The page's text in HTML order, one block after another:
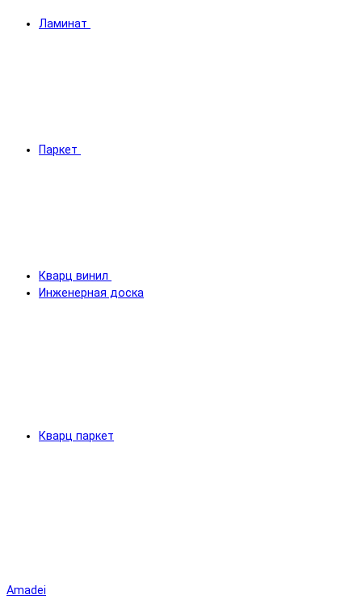
Ламинат
Паркет
Кварц винил
Инженерная доска
Кварц паркет
Amadei